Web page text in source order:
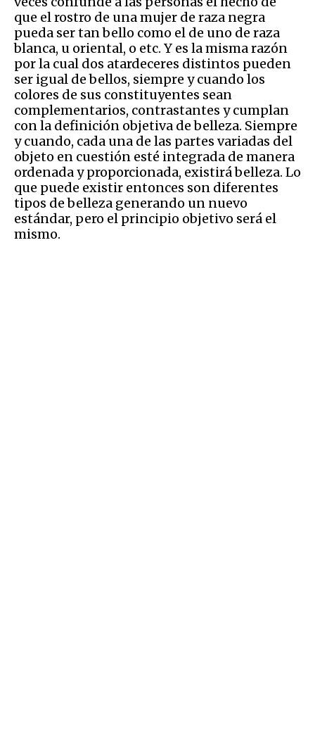
que el rostro de una mujer de raza negra
pueda ser tan bello como el de uno de raza
blanca, u oriental, o etc. Y es la misma razón
por la cual dos atardeceres distintos pueden
ser igual de bellos, siempre y cuando los
colores de sus constituyentes sean
complementarios, contrastantes y cumplan
con la definición objetiva de belleza. Siempre
y cuando, cada una de las partes variadas del
objeto en cuestión esté integrada de manera
ordenada y proporcionada, existirá belleza. Lo
que puede existir entonces son diferentes
tipos de belleza generando un nuevo
estándar, pero el principio objetivo será el
mismo.